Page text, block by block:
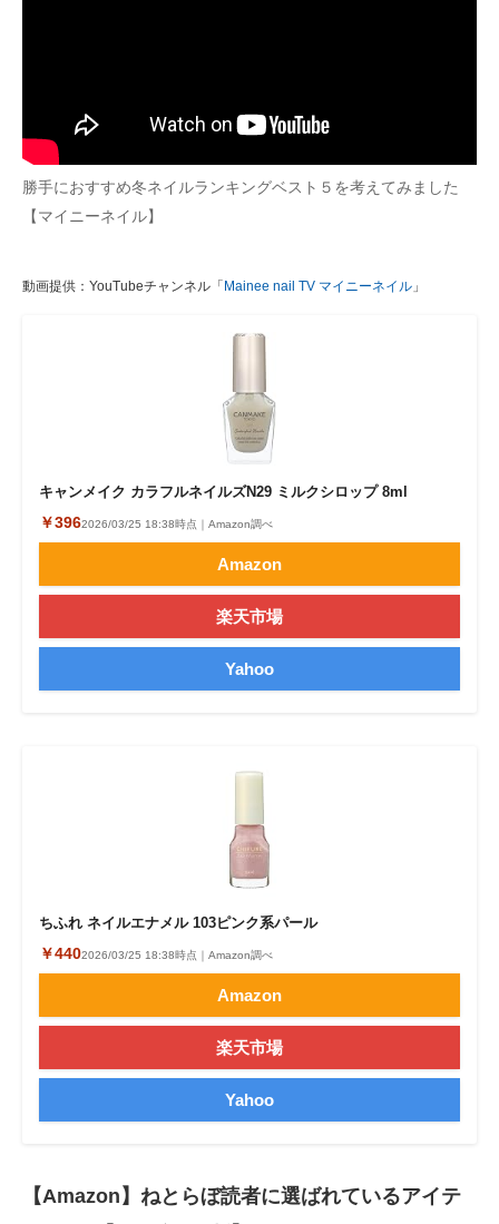
勝手におすすめ冬ネイルランキングベスト５を考えてみました
【マイニーネイル】
動画提供：YouTubeチャンネル「 Mainee nail TV マイニーネイル 」
キャンメイク カラフルネイルズN29 ミルクシロップ 8ml
￥3962026/03/25 18:38時点｜Amazon調べ
Amazon
楽天市場
Yahoo
ちふれ ネイルエナメル 103ピンク系パール
￥4402026/03/25 18:38時点｜Amazon調べ
Amazon
楽天市場
Yahoo
【Amazon】ねとらぼ読者に選ばれているアイテ